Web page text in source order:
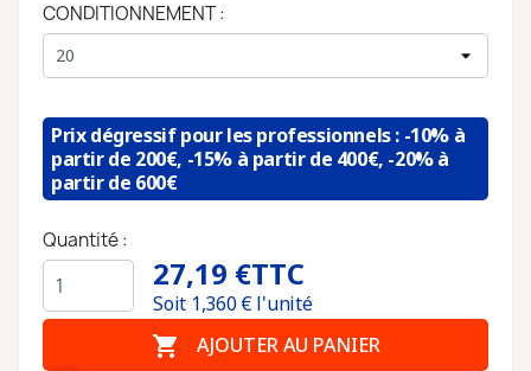
CONDITIONNEMENT :
Prix dégressif pour les professionnels : -10% à
partir de 200€, -15% à partir de 400€, -20% à
partir de 600€
Quantité :
27,19 €TTC
Soit 1,360€ l'unité
 AJOUTER AU PANIER